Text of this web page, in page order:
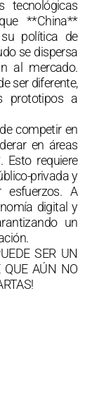
tecnológicas
**China**
política de
se dispersa
al mercado.
ser diferente,
prototipos a
competir en
en áreas
Esto requiere
privada y
esfuerzos. A
digital y
un
SER UN
QUE AÚN NO